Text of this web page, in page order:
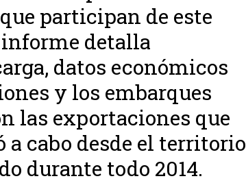
participan de este
detalla
datos económicos
y los embarques
las exportaciones que
a cabo desde el territorio
durante todo 2014.